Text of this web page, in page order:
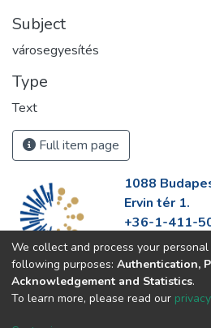
Subject
városegyesítés
Type
Text
Full item page
1088
Ervin tér 1.
+36-1-411-
info@fszek.hu
https://
We collect and process your
following purposes: Authentication,
Acknowledgement and Statistics.
To learn more, please read our